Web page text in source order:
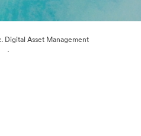
Digital Asset Management
·